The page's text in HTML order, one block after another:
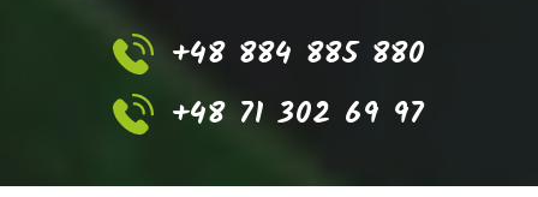
+48 884 885 880
+48 71 302 69 97